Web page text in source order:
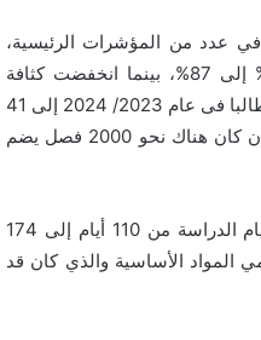
عدد من المؤشرات الرئيسية،
حيث ارتفع معدل الحضور من 15% إلى 87%، بينما انخفضت كثافة
الفصول بالمرحلة الابتدائية من 63 طالبا فى عام 2023/ 2024 إلى 41
طالبًا في عام 2025 / 2026، بعد أن كان هناك نحو 2000 فصل يضم
كما أوضحت الدراسة ارتفاع عدد أيام الدراسة من 110 أيام إلى 174
المواد الأساسية والذي كان قد